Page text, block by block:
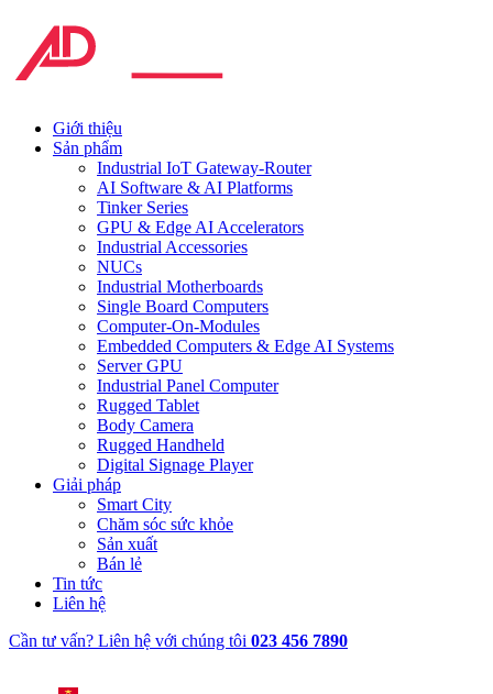
Giới thiệu
Sản phẩm
Industrial IoT Gateway-Router
AI Software & AI Platforms
Tinker Series
GPU & Edge AI Accelerators
Industrial Accessories
NUCs
Industrial Motherboards
Single Board Computers
Computer-On-Modules
Embedded Computers & Edge AI Systems
Server GPU
Industrial Panel Computer
Rugged Tablet
Body Camera
Rugged Handheld
Digital Signage Player
Giải pháp
Smart City
Chăm sóc sức khỏe
Sản xuất
Bán lẻ
Tin tức
Liên hệ
Cần tư vấn? Liên hệ với chúng tôi 023 456 7890